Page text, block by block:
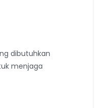
dibutuhkan
menjaga